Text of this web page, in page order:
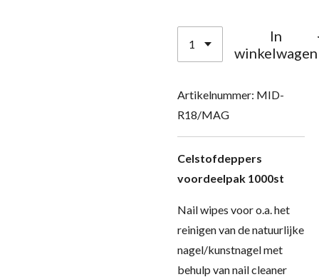
In
winkelwagen
Artikelnummer: MID-
R18/MAG
Celstofdeppers
voordeelpak 1000st
Nail wipes voor o.a. het
reinigen van de natuurlijke
nagel/kunstnagel met
behulp van nail cleaner